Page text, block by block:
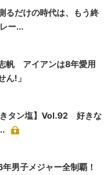
るだけの時代は、もう終
ー...
帆 アイアンは8年愛用
ん!」
きタン塩】Vol.92 好きな
男子メジャー全制覇！